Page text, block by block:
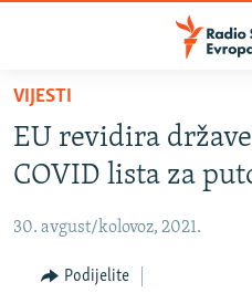
Pređite
glavni
sadržaj
na
navigaciju
BOSNA I HERCEGOVINA
KOSOVO
CRNA GORA
VIJESTI
EU revidira
COVID lista za
30. avgust/kolovoz, 2021.
Podijelite